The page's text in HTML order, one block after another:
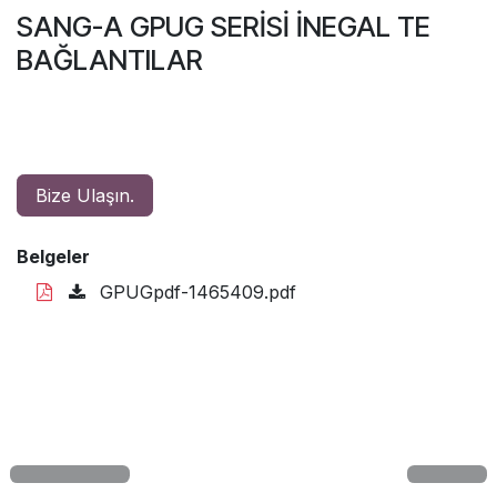
SANG-A GPUG SERİSİ İNEGAL TE
BAĞLANTILAR
Bize Ulaşın.
Belgeler
GPUGpdf-1465409.pdf